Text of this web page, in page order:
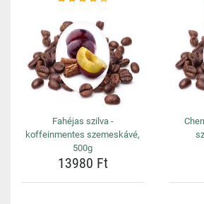
Fahéjas szilva -
koffeinmentes szemeskávé,
500g
13980 Ft